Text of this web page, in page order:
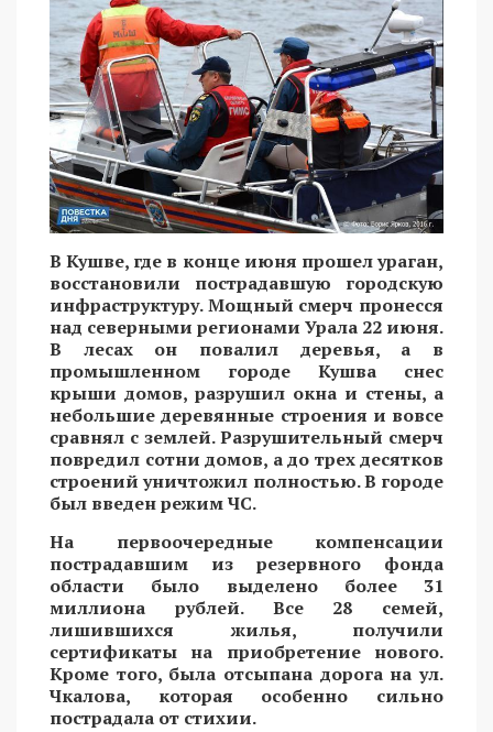
В Кушве, где в конце июня прошел ураган,
восстановили пострадавшую городскую
инфраструктуру. Мощный смерч пронесся
над северными регионами Урала 22 июня.
В лесах он повалил деревья, а в
промышленном городе Кушва снес
крыши домов, разрушил окна и стены, а
небольшие деревянные строения и вовсе
сравнял с землей. Разрушительный смерч
повредил сотни домов, а до трех десятков
строений уничтожил полностью. В городе
был введен режим ЧС.
На первоочередные компенсации
пострадавшим из резервного фонда
области было выделено более 31
миллиона рублей. Все 28 семей,
лишившихся жилья, получили
сертификаты на приобретение нового.
Кроме того, была отсыпана дорога на ул.
Чкалова, которая особенно сильно
пострадала от стихии.